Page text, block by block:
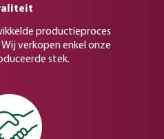
productieproces
verkopen enkel onze
stek.